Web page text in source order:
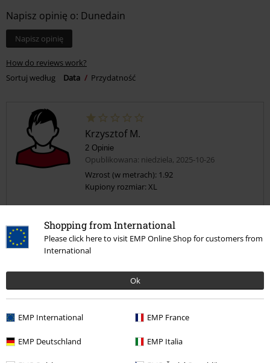
Shopping from International
Please click here to visit EMP Online Shop for customers from
International
Ok
EMP International EMP France
EMP Deutschland EMP Italia
Napisz opinię o: Dunedain
Napisz opinię
How do reviews work?
Sortuj według
Data Przydatność
Krzysztof M.
2 Opinie
Opublikowana: niedziela, 2025-10-26
Wzrost (w metrach): 1.92
Kupiony rozmiar: XL
Prześwietna koszulka o fatalnej jakości
Koszulka wygląda fenomenalnie, pasuje perfekcyjne i na szczęście
nie jest tak wybielona jak na zdjęciach, ALE po trzech praniach
zaczęły się pojawiać pierwsze przecierki, po 3 miesiącach (noszenia i
brzegach kuszulki również zaczęły się pojawiać dziury...
Jakość
Design
Krój